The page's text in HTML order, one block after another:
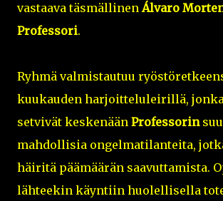
vastaava täsmällinenÁlvaro
Professori.
Ryhmä valmistautuu
kuukauden harjoitteluleirillä,
setvivät keskenään Professorin
mahdollisia ongelmatilanteita,
häiritä päämäärän saavuttamista.
lähteekin käyntiin huolellisella